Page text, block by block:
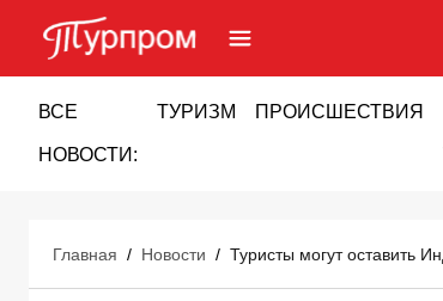
ВСЕ
НОВОСТИ:
ТУРИЗМ ПРОИСШЕСТВИЯ
Главная / Новости / Туристы могут оставить